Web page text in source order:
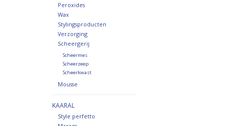
Peroxides
Wax
Stylingsproducten
Verzorging
Scheergerij
Scheermes
Scheerzeep
Scheerkwast
Mousse
KAARAL
Style perfetto